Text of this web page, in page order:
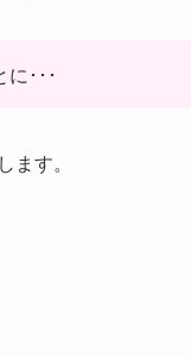
･･･
す。